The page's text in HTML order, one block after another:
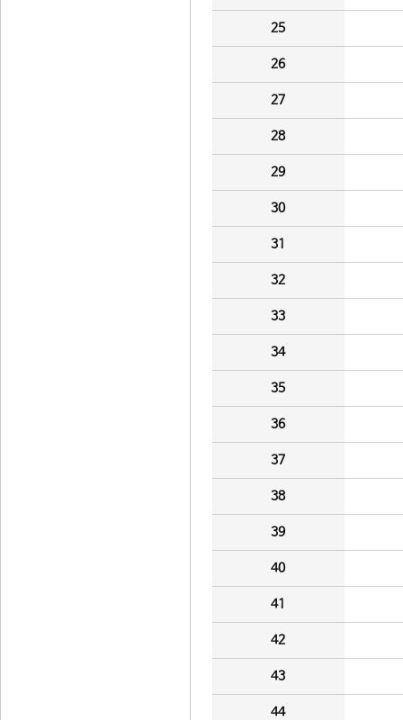
25
26
27
28
29
30
31
32
33
34
35
36
37
38
39
40
41
42
43
44